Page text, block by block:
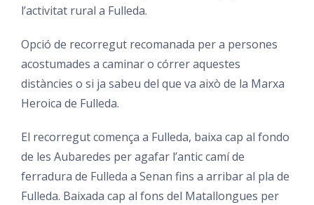
l’activitat rural a Fulleda.
Opció de recorregut recomanada per a persones
acostumades a caminar o córrer aquestes
distàncies o si ja sabeu del que va això de la Marxa
Heroica de Fulleda.
El recorregut comença a Fulleda, baixa cap al fondo
de les Aubaredes per agafar l’antic camí de
ferradura de Fulleda a Senan fins a arribar al pla de
Fulleda. Baixada cap al fons del Matallongues per